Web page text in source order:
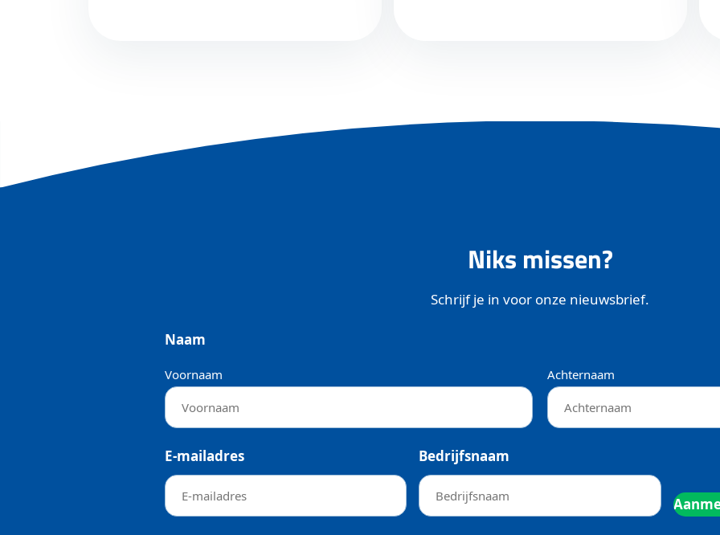
Niks missen?
Schrijf je in voor onze nieuwsbrief.
Naam
Voornaam Achternaam
E-mailadres Bedrijfsnaam